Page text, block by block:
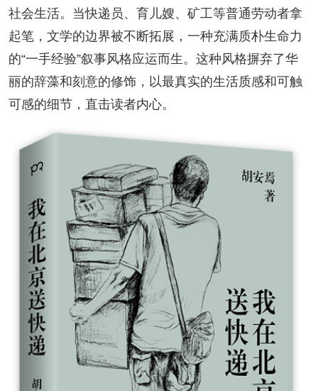
社会生活。当快递员、育儿嫂、矿工等普通劳动者拿
起笔，文学的边界被不断拓展，一种充满质朴生命力
的“一手经验”叙事风格应运而生。这种风格摒弃了华
丽的辞藻和刻意的修饰，以最真实的生活质感和可触
可感的细节，直击读者内心。